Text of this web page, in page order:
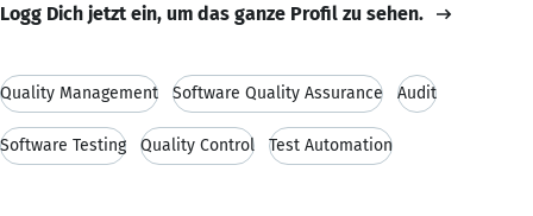
Logg Dich jetzt ein, um das ganze Profil zu sehen.
Quality Management Software Quality Assurance Audit
Software Testing Quality Control Test Automation